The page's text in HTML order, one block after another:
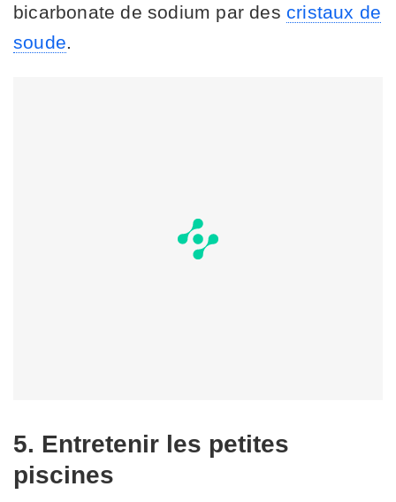
bicarbonate de sodium par des cristaux de
soude.
5. Entretenir les petites
piscines